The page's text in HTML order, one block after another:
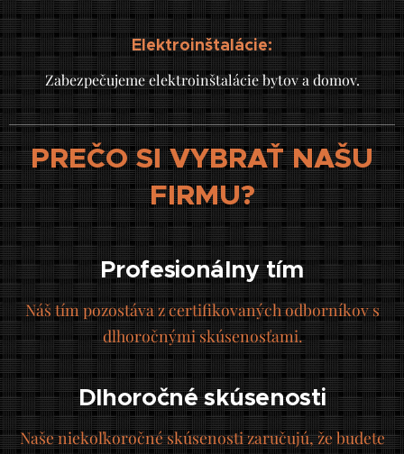
Elektroinštalácie:
Zabezpečujeme elektroinštalácie bytov a domov.
PREČO SI VYBRAŤ NAŠU
FIRMU?
Profesionálny tím
Náš tím pozostáva z certifikovaných odborníkov s
dlhoročnými skúsenosťami.
Dlhoročné skúsenosti
Naše niekoľkoročné skúsenosti zaručujú, že budete